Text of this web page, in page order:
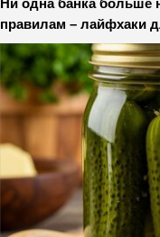
Ни одна банка больше
правилам – лайфхаки